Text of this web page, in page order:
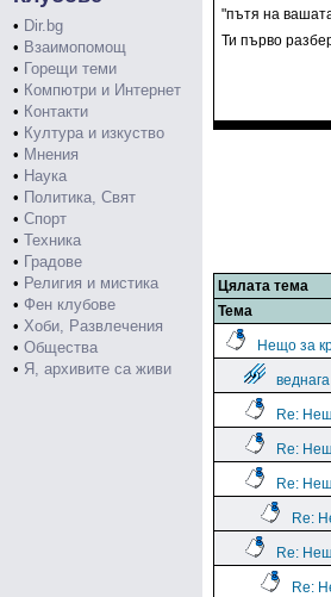
• Dir.bg
• Взаимопомощ
• Горещи теми
• Компютри и Интернет
• Контакти
• Култура и изкуство
• Мнения
• Наука
• Политика, Свят
• Спорт
• Техника
• Градове
• Религия и мистика
• Фен клубове
• Хоби, Развлечения
• Общества
• Я, архивите са живи
"пътя на
Ти първо
Цялата тема
Тема
Нещо за
Re:
Re:
Re:
Re:
Re:
Re: